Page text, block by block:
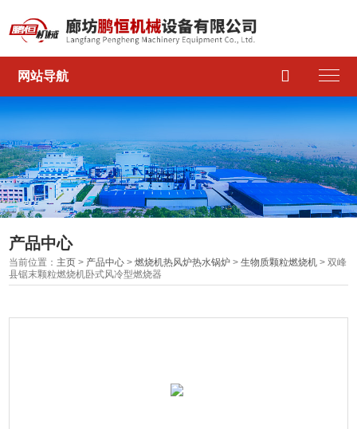
网站导航 
产品中心
当前位置： 主页 > 产品中心 >燃烧机热风炉热水锅炉 >生物质颗粒燃烧机 > 双峰
县锯末颗粒燃烧机卧式风冷型燃烧器